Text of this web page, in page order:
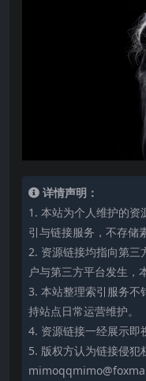
详情声明：
1. 本站为个人维护的资
引与链接服务，不存储
2. 资源链接均指向第三
户与第三方平台发生，
3. 本站整理索引服务不
持站点日常运营维护。
4. 资源链接一经展示即
5. 版权方认为链接侵犯